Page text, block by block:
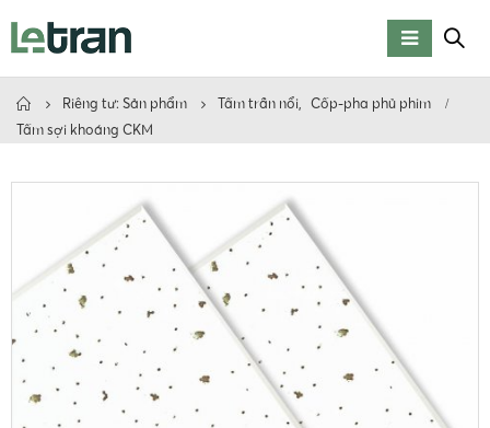
Riêng tư: Sản phẩm Tấm trần nổi, Cốp-pha phủ phim
Tấm sợi khoáng CKM